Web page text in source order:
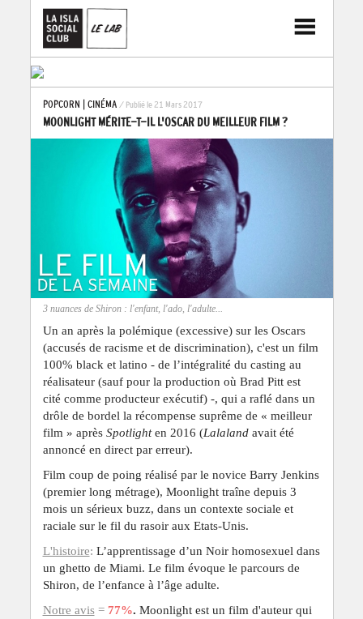
POPCORN CINÉMA / Publié le 21 Mars 2017
MOONLIGHT MÉRITE-T-IL L'OSCAR DU MEILLEUR FILM ?
3 nuances de Shiron : l'enfant, l'ado, l'adulte...
Un an après la polémique (excessive) sur les Oscars
(accusés de racisme et de discrimination), c'est un film
100% black et latino - de l’intégralité du casting au
réalisateur (sauf pour la production où Brad Pitt est
cité comme producteur exécutif) -, qui a raflé dans un
drôle de bordel la récompense suprême de « meilleur
film » après Spotlighten 2016 (Lalaland avait été
annoncé en direct par erreur).
Film coup de poing réalisé par le novice Barry Jenkins
(premier long métrage), Moonlight traîne depuis 3
mois un sérieux buzz, dans un contexte sociale et
raciale sur le fil du rasoir aux Etats-Unis.
L'histoire: L’apprentissage d’un Noir homosexuel dans
un ghetto de Miami. Le film évoque le parcours de
Shiron, de l’enfance à l’âge adulte.
Notre avis= 77%. Moonlight est un film d'auteur qui